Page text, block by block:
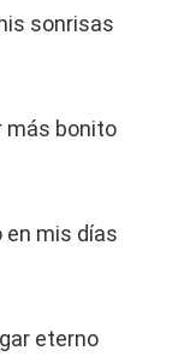
sonrisas
más bonito
en mis días
eterno